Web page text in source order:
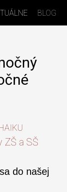
BLOG
ZŠ a SŠ
do našej